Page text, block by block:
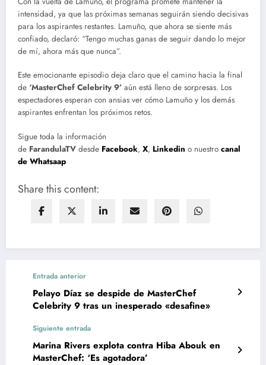
intensidad, ya que las próximas semanas seguirán siendo decisivas
para los aspirantes restantes. Lamuño, que ahora se siente más
confiado, declaró: “Tengo muchas ganas de seguir dando lo mejor
de mí, ahora más que nunca”.
Este emocionante episodio deja claro que el camino hacia la final
de ‘MasterChef Celebrity 9’ aún está lleno de sorpresas. Los
espectadores esperan con ansias ver cómo Lamuño y los demás
aspirantes enfrentan los próximos retos.
Sigue toda la información
de FarandulaTV desde Facebook, X, Linkedin o nuestro canal
de Whatsaap
Share this content:
Entrada anterior
Pelayo Díaz se despide de MasterChef
Celebrity 9 tras un inesperado «desafine»
Siguiente entrada
Marina Rivers explota contra Hiba Abouk en
MasterChef: ‘Es agotadora’